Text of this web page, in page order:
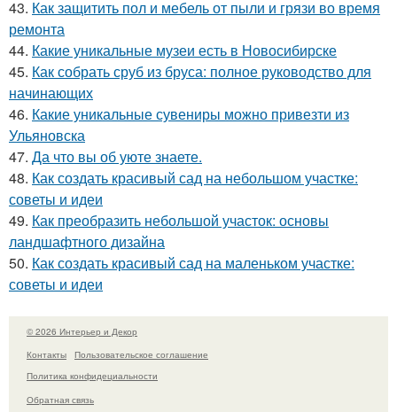
43. Как защитить пол и мебель от пыли и грязи во время
ремонта
44. Какие уникальные музеи есть в Новосибирске
45. Как собрать сруб из бруса: полное руководство для
начинающих
46. Какие уникальные сувениры можно привезти из
Ульяновска
47. Да что вы об уюте знаете.
48. Как создать красивый сад на небольшом участке:
советы и идеи
49. Как преобразить небольшой участок: основы
ландшафтного дизайна
50. Как создать красивый сад на маленьком участке:
советы и идеи
© 2026 Интерьер и Декор
Контакты
Пользовательское соглашение
Политика конфидециальности
Обратная связь